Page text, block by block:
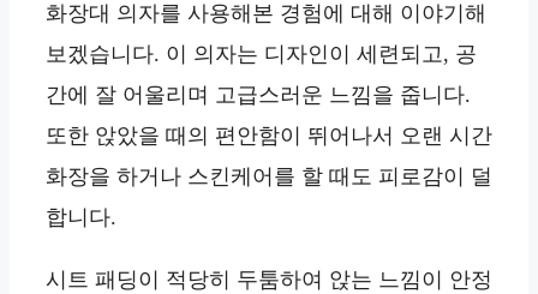
화장대 의자를 사용해본 경험에 대해 이야기해
보겠습니다. 이 의자는 디자인이 세련되고, 공
간에 잘 어울리며 고급스러운 느낌을 줍니다.
또한 앉았을 때의 편안함이 뛰어나서 오랜 시간
화장을 하거나 스킨케어를 할 때도 피로감이 덜
합니다.
시트 패딩이 적당히 두툼하여 앉는 느낌이 안정